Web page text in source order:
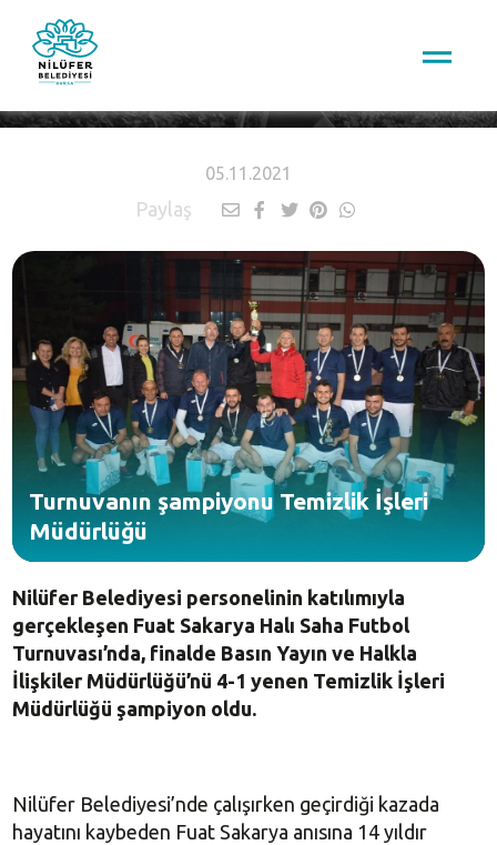
05.11.2021
Paylaş
Turnuvanın şampiyonu Temizlik İşleri
Müdürlüğü
Nilüfer Belediyesi personelinin katılımıyla
gerçekleşen Fuat Sakarya Halı Saha Futbol
Turnuvası’nda, finalde Basın Yayın ve Halkla
İlişkiler Müdürlüğü’nü 4-1 yenen Temizlik İşleri
Müdürlüğü şampiyon oldu.
Nilüfer Belediyesi’nde çalışırken geçirdiği kazada
hayatını kaybeden Fuat Sakarya anısına 14 yıldır